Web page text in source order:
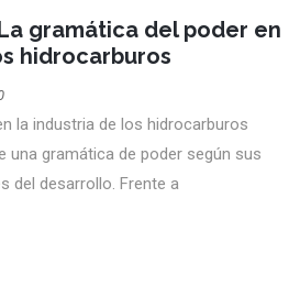
gramática del poder en
hidrocarburos
la industria de los hidrocarburos
una gramática de poder según sus
del desarrollo. Frente a